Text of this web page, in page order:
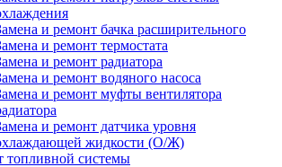
и ремонт бачка расширительного
и ремонт термостата
и ремонт радиатора
и ремонт водяного насоса
и ремонт муфты вентилятора
и ремонт датчика уровня
жидкости (О/Ж)
топливной системы